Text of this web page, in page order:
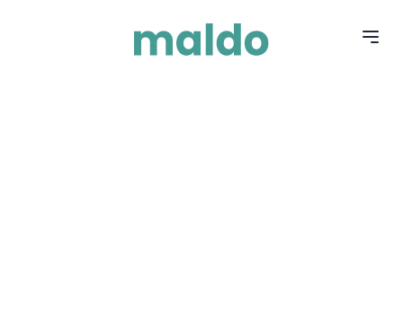
© 2026 Maldo.uy · Términos y Condiciones